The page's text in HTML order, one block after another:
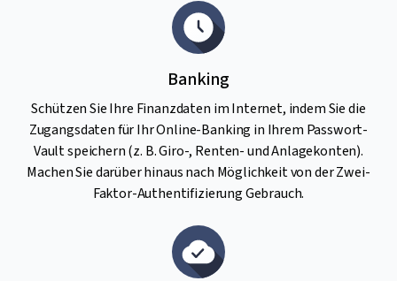
Banking
Schützen Sie Ihre Finanzdaten im Internet, indem Sie die
Zugangsdaten für Ihr Online-Banking in Ihrem Passwort-
Vault speichern (z. B. Giro-, Renten- und Anlagekonten).
Machen Sie darüber hinaus nach Möglichkeit von der Zwei-
Faktor-Authentifizierung Gebrauch.